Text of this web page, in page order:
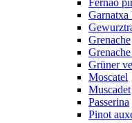
Garnatxa
Grenache
Grüner
Moscatel
Muscadet
Passerina
Pinot